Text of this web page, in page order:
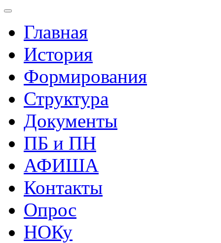
Главная
История
Формирования
Структура
Документы
ПБ и ПН
АФИША
Контакты
Опрос
НОКу